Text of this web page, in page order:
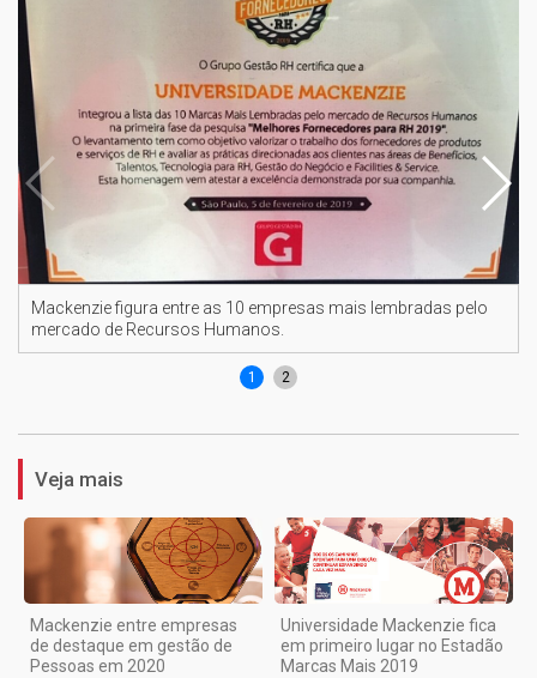
Mackenzie figura entre as 10 empresas mais lembradas pelo
mercado de Recursos Humanos.
1 2
Veja mais
Mackenzie entre empresas
de destaque em gestão de
Pessoas em 2020
Universidade Mackenzie fica
em primeiro lugar no Estadão
Marcas Mais 2019